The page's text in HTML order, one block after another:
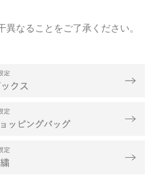
異なることをご了承ください。